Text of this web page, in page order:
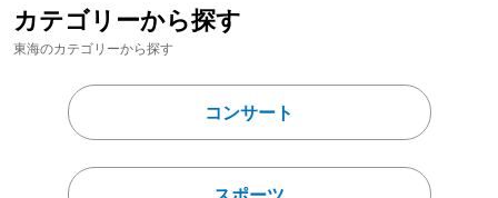
カテゴリーから探す
東海のカテゴリーから探す
コンサート